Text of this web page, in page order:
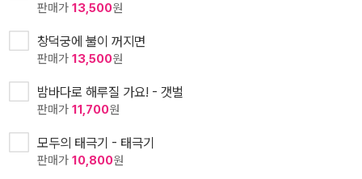
판매가 13,500원
창덕궁에 불이 꺼지면
판매가 13,500원
밤바다로 해루질 가요! - 갯벌
판매가 11,700원
모두의 태극기 - 태극기
판매가 10,800원